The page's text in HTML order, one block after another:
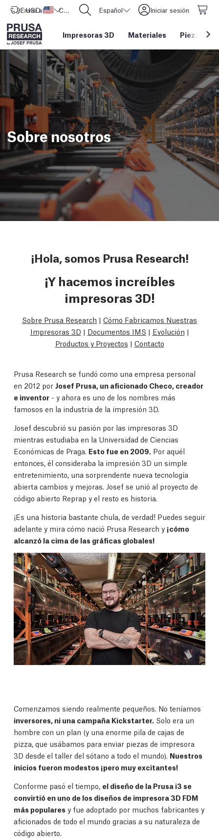
Envío a Estados Unidos
USD ($) CORE One L: ¡Ya disponible! Español Iniciar sesión
Impresoras 3D Materiales Piezas y
Sobre nosotros
¡Hola, somos Prusa Research!
¡Y hacemos increíbles
impresoras 3D!
Sobre Prusa Research | Cómo Fabricamos Nuestras
Impresoras 3D | Documentos IMS | Evolución |
Productos y Proyectos | Contacto
Prusa Research se fundó como una empresa personal
en 2012 por Josef Prusa, un aficionado Checo, creador
e inventor - y ahora es uno de los nombres más
famosos en la industria de la impresión 3D.
Josef descubrió su pasión por las impresoras 3D
mientras estudiaba en la Universidad de Ciencias
Económicas de Praga. Esto fue en 2009. Por aquél
entonces, él consideraba la impresión 3D un simple
entretenimiento, una sorprendente nueva tecnología
abierta cambios y mejoras. Josef se unió al proyecto de
código abierto Reprap y el resto es historia.
¡Es una historia bastante chula, de verdad! Puedes seguir
adelante y mira cómo nació Prusa Research y ¡cómo
alcanzó la cima de las gráficas globales!
Comenzamos siendo realmente pequeños. No teníamos
inversores, ni una campaña Kickstarter. Solo era un
hombre con un plan (y una enorme pila de cajas de
pizza, que usábamos para enviar piezas de impresora
3D desde el taller del sótano a todo el mundo). Nuestros
inicios fueron modestos ¡pero muy excitantes!
Conforme pasó el tiempo, el diseño de la Prusa i3 se
convirtió en uno de los diseños de impresora 3D FDM
más populares y fue adoptado por muchos fabricantes y
aficionados de todo el mundo gracias a su naturaleza de
código abierto.